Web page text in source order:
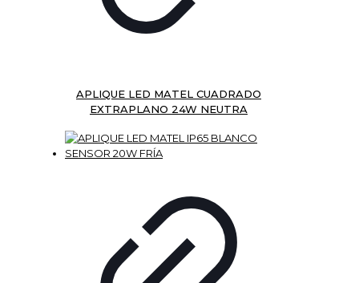
APLIQUE LED MATEL CUADRADO
EXTRAPLANO 24W NEUTRA